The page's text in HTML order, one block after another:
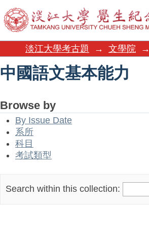
中國語文基本能力
淡江大學考古題 → 文學院 →
中國語文基本能力
Browse by
By Issue Date
系所
科目
考試類型
Search within this collection: